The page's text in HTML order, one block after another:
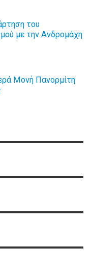
του
με την Ανδρομάχη
Μονή Πανορμίτη